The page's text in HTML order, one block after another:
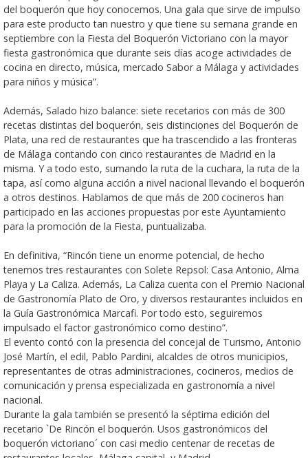
del boquerón que hoy conocemos. Una gala que sirve de impulso
para este producto tan nuestro y que tiene su semana grande en
septiembre con la Fiesta del Boquerón Victoriano con la mayor
fiesta gastronómica que durante seis días acoge actividades de
cocina en directo, música, mercado Sabor a Málaga y actividades
para niños y música”.
Además, Salado hizo balance: siete recetarios con más de 300
recetas distintas del boquerón, seis distinciones del Boquerón de
Plata, una red de restaurantes que ha trascendido a las fronteras
de Málaga contando con cinco restaurantes de Madrid en la
misma. Y a todo esto, sumando la ruta de la cuchara, la ruta de la
tapa, así como alguna acción a nivel nacional llevando el boquerón
a otros destinos. Hablamos de que más de 200 cocineros han
participado en las acciones propuestas por este Ayuntamiento
para la promoción de la Fiesta, puntualizaba.
En definitiva, “Rincón tiene un enorme potencial, de hecho
tenemos tres restaurantes con Solete Repsol: Casa Antonio, Alma
Playa y La Caliza. Además, La Caliza cuenta con el Premio Nacional
de Gastronomía Plato de Oro, y diversos restaurantes incluidos en
la Guía Gastronómica Marcafi. Por todo esto, seguiremos
impulsado el factor gastronómico como destino”.
El evento contó con la presencia del concejal de Turismo, Antonio
José Martín, el edil, Pablo Pardini, alcaldes de otros municipios,
representantes de otras administraciones, cocineros, medios de
comunicación y prensa especializada en gastronomía a nivel
nacional.
Durante la gala también se presentó la séptima edición del
recetario `De Rincón el boquerón. Usos gastronómicos del
boquerón victoriano´ con casi medio centenar de recetas de